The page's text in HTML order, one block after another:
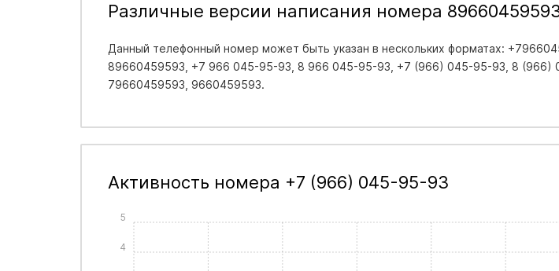
Различные версии написания номера
Данный телефонный номер может быть указан в нескольких форматах:
89660459593, +7 966 045-95-93, 8 966 045-95-93, +7 (966) 045-95-93, 8 (966)
79660459593, 9660459593.
Активность номера +7 (966) 045-95-93
4
5